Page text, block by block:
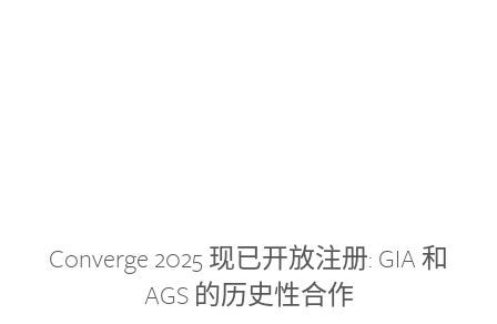
Converge 2025 现已开放注册: GIA 和
AGS 的历史性合作